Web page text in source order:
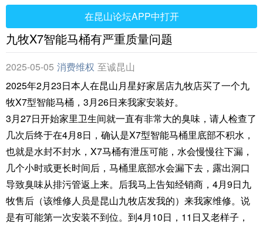
在昆山论坛APP中打开
九牧X7智能马桶有严重质量问题
2025-05-05 消费维权 至诚昆山
2025年2月23日本人在昆山月星好家居店九牧店买了一个九
牧X7型智能马桶，3月26日来我家安装好。
3月27日开始家里卫生间就一直有非常大的臭味，请人检查了
几次后终于在4月8日，确认是X7型智能马桶里底部不积水，
也就是水封不封水，X7马桶有泄压可能，水会慢慢往下漏，
几个小时或更长时间后，马桶里底部水会漏下去，露出洞口
导致臭味从排污管返上来。后我马上告知经销商，4月9日九
牧售后（该维修人员是昆山九牧店发我的）来我家维修。说
是有可能第一次安装不到位。到4月10日，11日又老样子，